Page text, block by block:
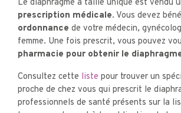
Le diaphragme à taille unique est vendu
prescription médicale. Vous devez
ordonnance de votre médecin,
femme. Une fois prescrit, vous pouvez
pharmacie pour obtenir le
Consultez cette liste pour trouver un
proche de chez vous qui prescrit le
professionnels de santé présents sur la